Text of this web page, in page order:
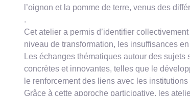
l’oignon et la pomme de terre, venus des
.
Cet atelier a permis d’identifier
niveau de transformation, les insuffisances
Les échanges thématiques autour des
concrètes et innovantes, telles que le
le renforcement des liens avec les
Grâce à cette approche participative, les